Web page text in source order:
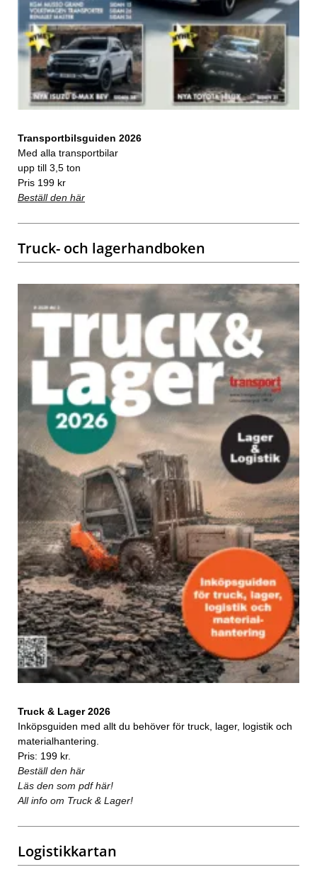
Transportbilsguiden 2026
Med alla transportbilar
upp till 3,5 ton
Pris 199 kr
Beställ den här
Truck- och lagerhandboken
Truck & Lager 2026
Inköpsguiden med allt du behöver för truck, lager, logistik och
materialhantering.
Pris: 199 kr.
Beställ den här
Läs den som pdf här!
All info om Truck & Lager!
Logistikkartan